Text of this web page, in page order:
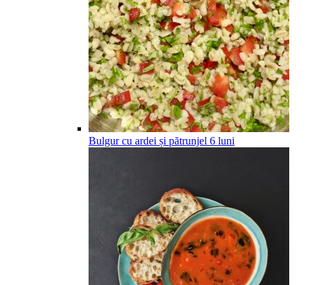
Bulgur cu ardei și pătrunjel 6 luni